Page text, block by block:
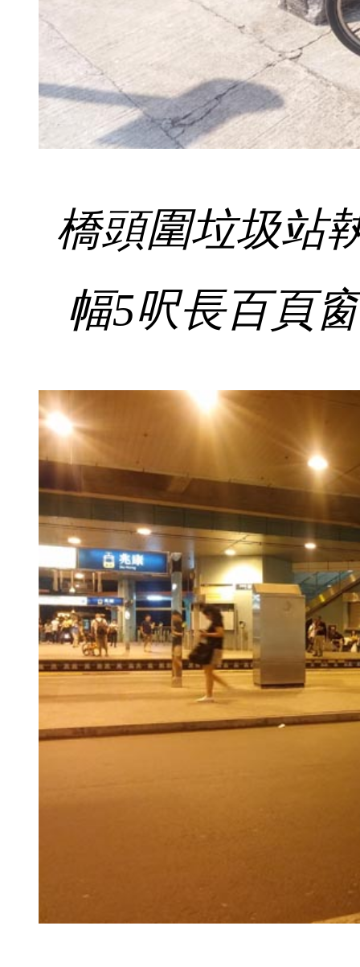
橋頭圍垃圾站
幅5呎長百頁